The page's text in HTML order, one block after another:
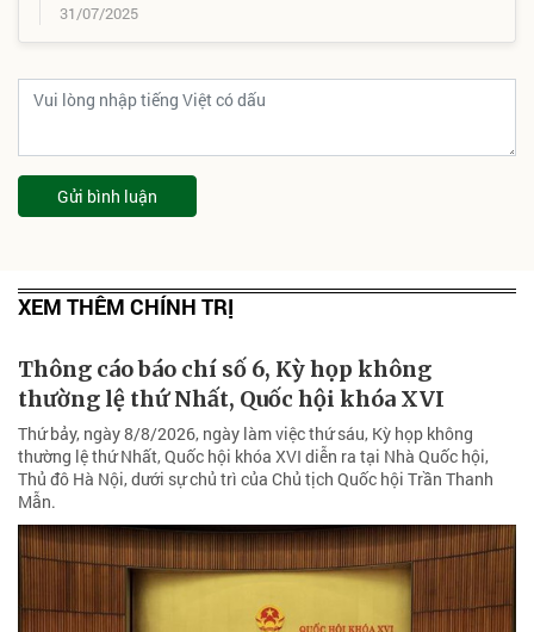
31/07/2025
Gửi bình luận
XEM THÊM CHÍNH TRỊ
Thông cáo báo chí số 6, Kỳ họp không
thường lệ thứ Nhất, Quốc hội khóa XVI
Thứ bảy, ngày 8/8/2026, ngày làm việc thứ sáu, Kỳ họp không
thường lệ thứ Nhất, Quốc hội khóa XVI diễn ra tại Nhà Quốc hội,
Thủ đô Hà Nội, dưới sự chủ trì của Chủ tịch Quốc hội Trần Thanh
Mẫn.